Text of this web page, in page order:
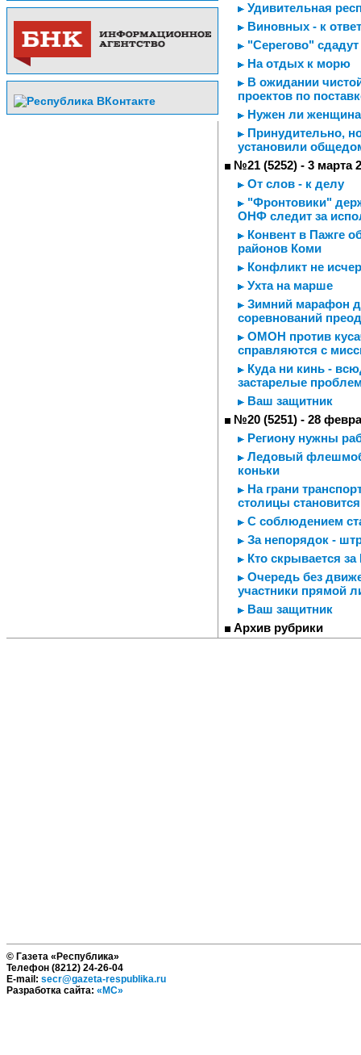
Удивительная
Виновных - к
"Серегово" сдадут
На отдых к морю
В ожидании
проектов по
Нужен ли
Принудительно,
установили
№21 (5252) - 3 марта
От слов - к делу
"Фронтовики"
ОНФ следит за
Конвент в Пажге
районов Коми
Конфликт не
Ухта на марше
Зимний марафон
соревнований
ОМОН против
справляются с
Куда ни кинь -
застарелые
Ваш защитник
№20 (5251) - 28
Региону нужны
Ледовый
коньки
На грани
столицы
С соблюдением
За непорядок -
Кто скрывается
Очередь без
участники прямой
Ваш защитник
Архив рубрики
© Газета «Республика»
Телефон (8212) 24-26-04
E-mail: secr@gazeta-respublika.ru
Разработка сайта: «МС»